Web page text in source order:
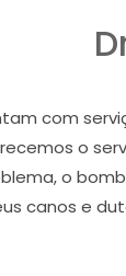
com
o
o
canos e